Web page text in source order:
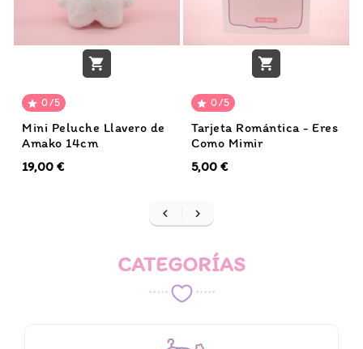

 0/5
Mini Peluche Llavero de
Amako 14cm
19,00 €

 0/5
Tarjeta Romántica - Eres
Como Mimir
5,00 €
 
CATEGORÍAS